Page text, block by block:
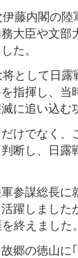
藤内閣の
大臣や文部
た。
として日
指揮し、当
に追い込む
けでなく、
断し、日露
参謀総長
躍しました
終えました。
郷の徳山に